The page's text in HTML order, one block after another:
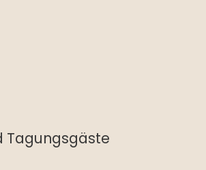
Tagungsgäste